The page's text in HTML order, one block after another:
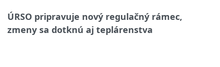
ÚRSO pripravuje nový regulačný rámec,
zmeny sa dotknú aj teplárenstva